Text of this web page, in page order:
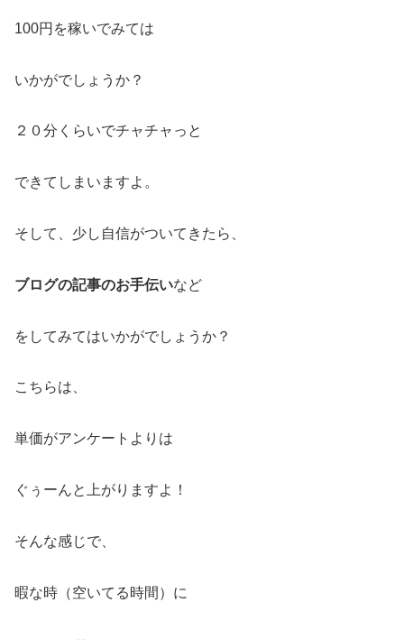
100円を稼いでみては
いかがでしょうか？
２０分くらいでチャチャっと
できてしまいますよ。
そして、少し自信がついてきたら、
ブログの記事のお手伝いなど
をしてみてはいかがでしょうか？
こちらは、
単価がアンケートよりは
ぐぅーんと上がりますよ！
そんな感じで、
暇な時（空いてる時間）に